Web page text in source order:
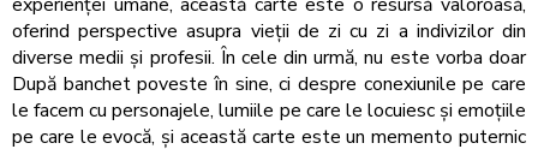
oferind perspective asupra vieții de zi cu zi a indivizilor din
diverse medii și profesii. În cele din urmă, nu este vorba doar
După banchet poveste în sine, ci despre conexiunile pe care
le facem cu personajele, lumiile pe care le locuiesc și emoțiile
pe care le evocă, și această carte este un memento puternic